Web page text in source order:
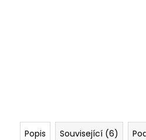
Popis Související (6)